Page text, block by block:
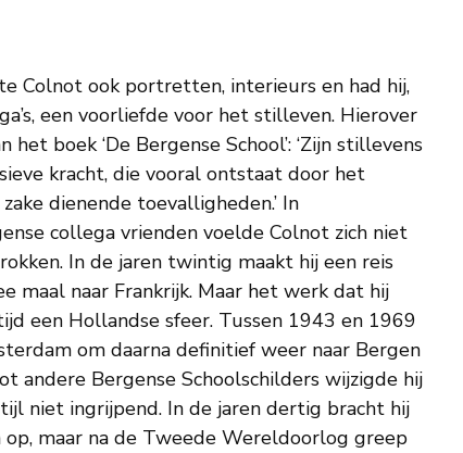
Colnot ook portretten, interieurs en had hij,
een voorliefde voor het stilleven. Hierover
het boek ‘De Bergense School’: ‘Zijn stillevens
kracht, die vooral ontstaat door het
dienende toevalligheden.’ In
collega vrienden voelde Colnot zich niet
In de jaren twintig maakt hij een reis
maal naar Frankrijk. Maar het werk dat hij
een Hollandse sfeer. Tussen 1943 en 1969
om daarna definitief weer naar Bergen
andere Bergense Schoolschilders wijzigde hij
niet ingrijpend. In de jaren dertig bracht hij
maar na de Tweede Wereldoorlog greep